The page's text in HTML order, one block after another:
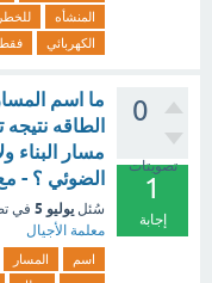
المنشأه
للخطر
الكهربائي
فقط
0
تصويتات
1
إجابة
ما اسم
الطاقه نتيجه
مسار البناء
الضوئي ؟ -
سُئل يوليو 5 في
معلمة الأجيال
اسم المسار